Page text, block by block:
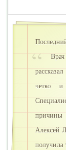
четко
причины
Алексей